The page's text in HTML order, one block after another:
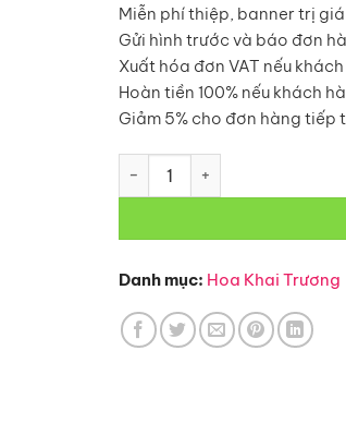
Miễn phí thiệp, banner trị
Gửi hình trước và báo đơn
Xuất hóa đơn VAT nếu
Hoàn tiền 100% nếu khách
Giảm 5% cho đơn hàng tiếp
Hoa Khai Trương – KT149 số
Danh mục: Hoa Khai Trương